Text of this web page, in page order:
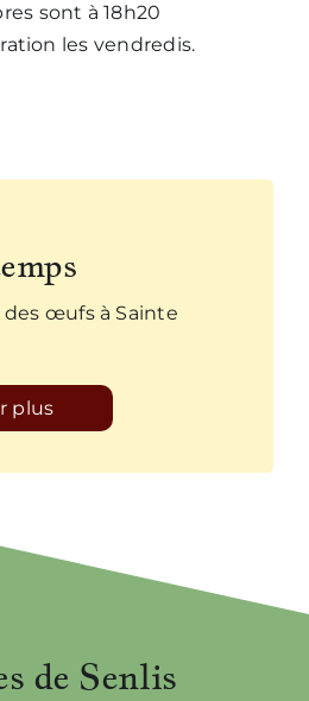
sont à 18h20
les vendredis.
œufs à Sainte
plus
de Senlis